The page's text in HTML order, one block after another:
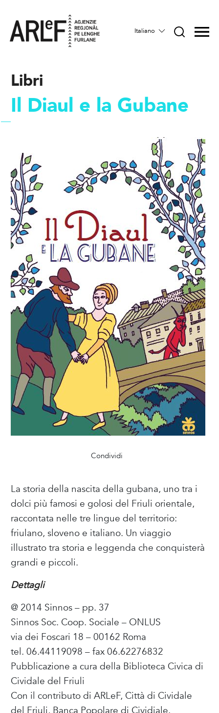
Italiano
Libri
Il Diaul e la Gubane
Condividi
La storia della nascita della gubana, uno tra i
dolci più famosi e golosi del Friuli orientale,
raccontata nelle tre lingue del territorio:
friulano, sloveno e italiano. Un viaggio
illustrato tra storia e leggenda che conquisterà
grandi e piccoli.
Dettagli
@ 2014 Sinnos – pp. 37
Sinnos Soc. Coop. Sociale – ONLUS
via dei Foscari 18 – 00162 Roma
tel. 06.44119098 – fax 06.62276832
Pubblicazione a cura della Biblioteca Civica di
Cividale del Friuli
Con il contributo di ARLeF, Città di Cividale